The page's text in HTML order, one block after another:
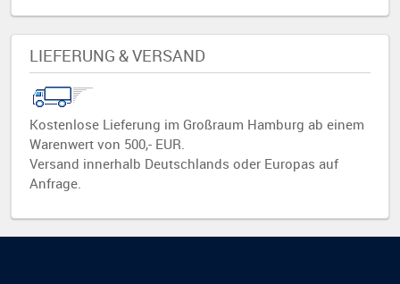
LIEFERUNG & VERSAND
Kostenlose Lieferung im Großraum Hamburg ab einem
Warenwert von 500,- EUR.
Versand innerhalb Deutschlands oder Europas auf
Anfrage.